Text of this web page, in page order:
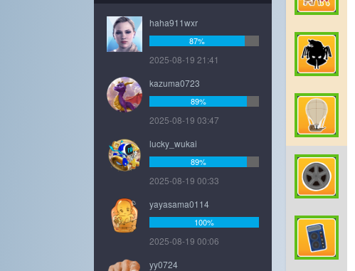
haha911wxr
87%
2025-08-19 21:41
kazuma0723
89%
2025-08-19 03:47
lucky_wukai
89%
2025-08-19 00:33
yayasama0114
100%
2025-08-19 00:06
yy0724